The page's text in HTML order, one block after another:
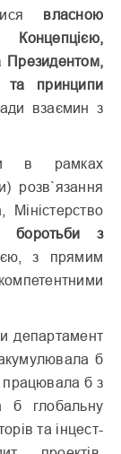
власною
Президентом,
та принципи
взаємин з
в рамках
розв`язання
Міністерство
боротьби з
з прямим
департамент
б
працювала б з
б глобальну
та інцест-